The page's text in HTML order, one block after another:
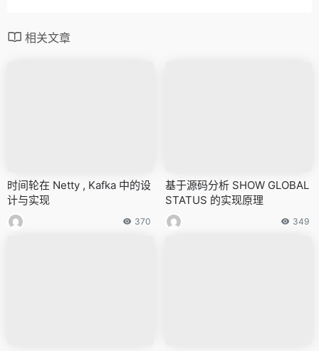
相关文章
时间轮在 Netty , Kafka 中的设
计与实现
370
基于源码分析 SHOW GLOBAL
STATUS 的实现原理
349